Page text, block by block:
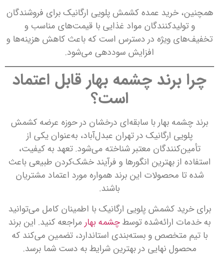
همچنین، خرید عمده کشمش پلویی ارگانیک برای فروشندگان
و تولیدکنندگان مواد غذایی با قیمت‌های مناسب و
تخفیف‌های ویژه در دسترس است که باعث کاهش هزینه‌ها و
افزایش سوددهی می‌شود.
چرا برند چشمه بهار قابل اعتماد
است؟
برند چشمه بهار با سابقه‌ای درخشان در حوزه عرضه کشمش
پلویی ارگانیک در تهران عبدل‌آباد، به‌عنوان یکی از
تأمین‌کنندگان معتبر شناخته می‌شود. تعهد به کیفیت،
استفاده از بهترین انگورها و فرآیند خشک‌کردن طبیعی باعث
شده تا محصولات این برند همواره مورد اعتماد مشتریان
باشند.
برای خرید کشمش پلویی ارگانیک با اطمینان کامل می‌توانید
به خدمات ارائه‌شده توسطچشمه بهار مراجعه کنید. این برند
با تیم متخصص و بسته‌بندی استاندارد، تضمین می‌کند که
محصول نهایی در بهترین شرایط به دست شما برسد.